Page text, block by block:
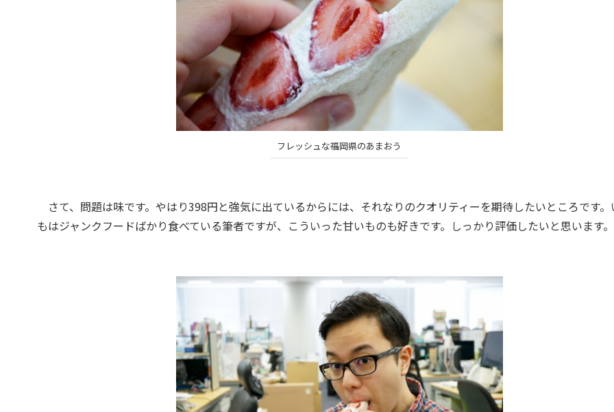
フレッシュな福岡県のあまおう
さて、問題は味です。やはり398円と強気に出ているからには、それなりのクオリティーを期待したいところです。
もはジャンクフードばかり食べている筆者ですが、こういった甘いものも好きです。しっかり評価したいと思います。